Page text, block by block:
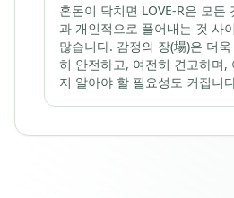
혼돈이 닥치면 LOVE-R은 모든
과 개인적으로 풀어내는 것 사
많습니다. 감정의 장(場)은 더
히 안전하고, 여전히 견고하며,
지 알아야 할 필요성도 커집니